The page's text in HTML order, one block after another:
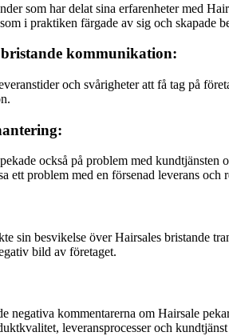
som har delat sina erfarenheter med
i praktiken färgade av sig och skapade
kommunikation:
och svårigheter att få tag på
också på problem med
ett problem med en försenad leverans och
sin besvikelse över Hairsales bristande
bild av företaget.
negativa kommentarerna om Hairsale
leveransprocesser och